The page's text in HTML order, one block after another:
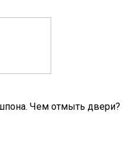
Чем отмыть двери?